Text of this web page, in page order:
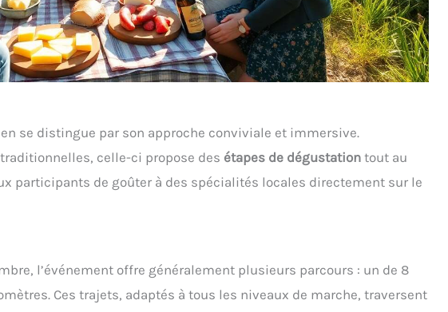
se distingue par son approche conviviale et immersive.
celle-ci propose des étapes de dégustation tout au
participants de goûter à des spécialités locales directement sur le
l’événement offre généralement plusieurs parcours : un de 8
Ces trajets, adaptés à tous les niveaux de marche, traversent